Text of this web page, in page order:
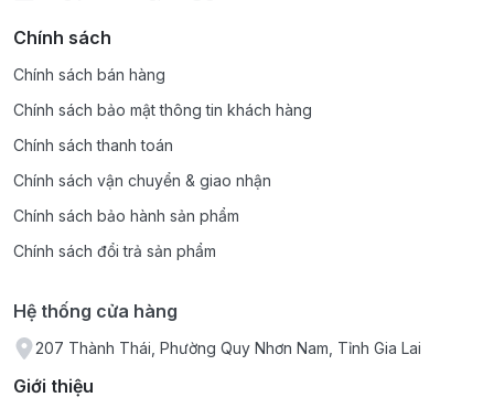
Chính sách
Chính sách bán hàng
Chính sách bảo mật thông tin khách hàng
Chính sách thanh toán
Chính sách vận chuyển & giao nhận
Chính sách bảo hành sản phẩm
Chính sách đổi trả sản phẩm
Hệ thống cửa hàng
207 Thành Thái, Phường Quy Nhơn Nam, Tỉnh Gia Lai
Giới thiệu